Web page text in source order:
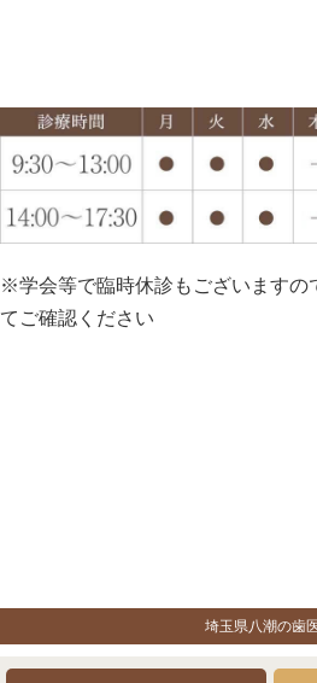
※学会等で臨時休診もございますの
てご確認ください
埼玉県八潮の歯